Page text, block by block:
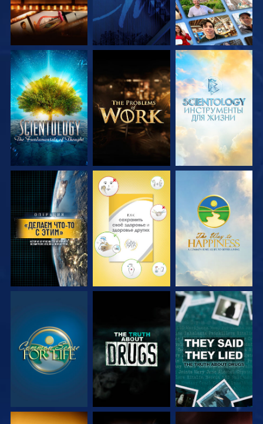
СМОТРЕТЬ
ПЕРЕДАЧИ
СМОТРЕТЬ
ПЕРЕДАЧИ
СМОТРЕТЬ
ПЕРЕДАЧИ
СМОТРЕТЬ СМОТРЕТЬ СМОТРЕТЬ
СМОТРЕТЬ СМОТРЕТЬ СМОТРЕТЬ